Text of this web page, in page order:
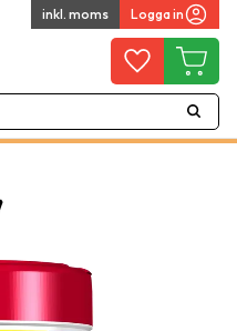
inkl. moms Logga in
Favoriter